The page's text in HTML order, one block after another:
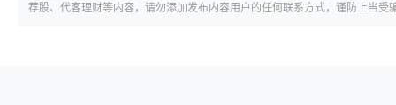
荐股、代客理财等内容，请勿添加发布内容用户的任何联系方式，谨防上当受